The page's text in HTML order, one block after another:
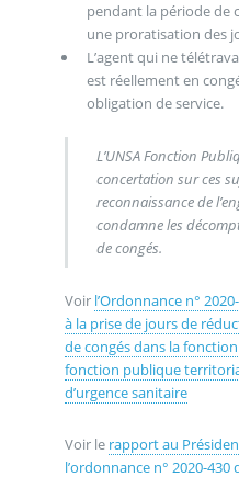
pendant la période
une proratisation des
L’agent qui ne
est réellement en
obligation de service.
L’UNSA Fonction
concertation sur ces
reconnaissance de
condamne les
de congés.
Voir l’Ordonnance n°
à la prise de jours de
de congés dans la
fonction publique
d’urgence sanitaire
Voir le rapport au
l’ordonnance n° 2020-